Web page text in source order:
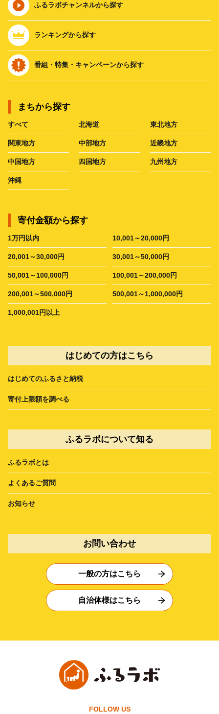
ふるラボチャンネルから探す
ランキングから探す
番組・特集・キャンペーンから探す
まちから探す
すべて 北海道 東北地方
関東地方 中部地方 近畿地方
中国地方 四国地方 九州地方
沖縄
寄付金額から探す
1万円以内 10,001～20,000円
20,001～30,000円 30,001～50,000円
50,001～100,000円 100,001～200,000円
200,001～500,000円 500,001～1,000,000円
1,000,001円以上
はじめての方はこちら
はじめてのふるさと納税
寄付上限額を調べる
ふるラボについて知る
ふるラボとは
よくあるご質問
お知らせ
お問い合わせ
一般の方はこちら
自治体様はこちら
FOLLOW US